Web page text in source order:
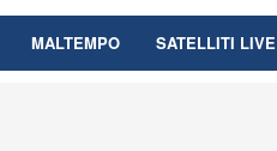
MALTEMPO SATELLITI LIVE